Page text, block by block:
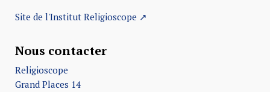
Site de l'Institut Religioscope ↗
Nous contacter
Religioscope
Grand Places 14